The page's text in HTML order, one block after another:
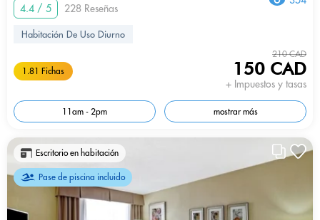
4.4 / 5
228 Reseñas
Habitación De Uso Diurno
1.81 Fichas
210 CAD
150 CAD
+ Impuestos y tasas
11am - 2pm mostrar más
Escritorio en habitación
Pase de piscina incluido